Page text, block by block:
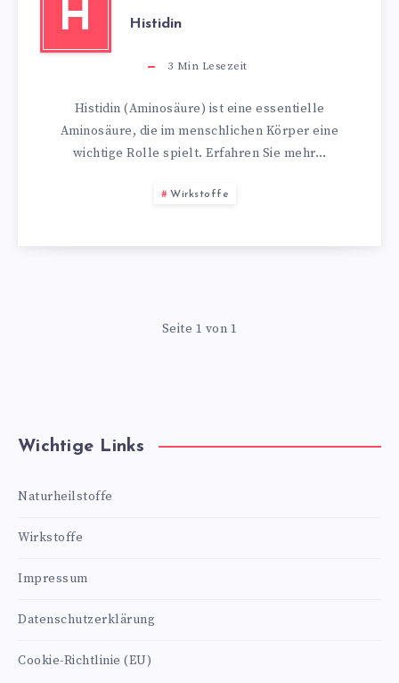
H Histidin
3 Min Lesezeit
Histidin (Aminosäure) ist eine essentielle
Aminosäure, die im menschlichen Körper eine
wichtige Rolle spielt. Erfahren Sie mehr…
Wirkstoffe
Seite 1 von 1
Wichtige Links
Naturheilstoffe
Wirkstoffe
Impressum
Datenschutzerklärung
Cookie-Richtlinie (EU)